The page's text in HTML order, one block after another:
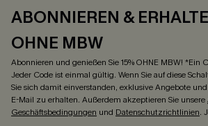
ABONNIEREN &
OHNE MBW
Abonnieren und genießen Sie 15% OHNE MBW! *Ein
Jeder Code ist einmal gültig. Wenn Sie auf diese
Sie sich damit einverstanden, exklusive Angebote
E-Mail zu erhalten. Außerdem akzeptieren Sie unsere
Geschäftsbedingungen und Datenschutzrichtlinien.